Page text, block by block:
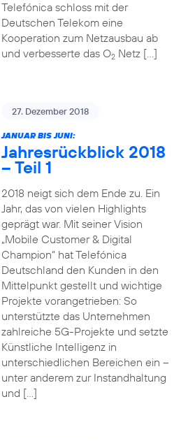
Telefónica schloss mit der
Deutschen Telekom eine
Kooperation zum Netzausbau ab
und verbesserte das O2Netz […]
27. Dezember 2018
JANUAR BIS JUNI:
Jahresrückblick 2018
– Teil 1
2018 neigt sich dem Ende zu. Ein
Jahr, das von vielen Highlights
geprägt war. Mit seiner Vision
„Mobile Customer & Digital
Champion“ hat Telefónica
Deutschland den Kunden in den
Mittelpunkt gestellt und wichtige
Projekte vorangetrieben: So
unterstützte das Unternehmen
zahlreiche 5G-Projekte und setzte
Künstliche Intelligenz in
unterschiedlichen Bereichen ein –
unter anderem zur Instandhaltung
und […]